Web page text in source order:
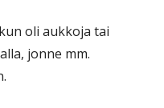
oli aukkoja tai
jonne mm.